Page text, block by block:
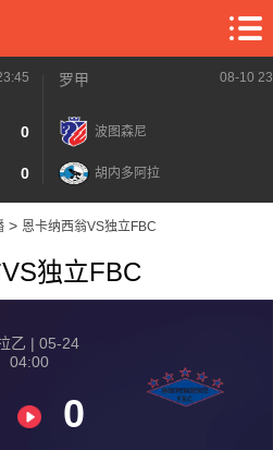
0
0
罗甲 08-10
波图森尼
胡内多阿拉
> 恩卡纳西翁VS独立FBC
独立FBC
乙 | 05-24
04:00
0